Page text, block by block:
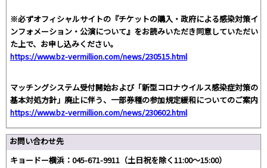
※必ずオフィシャルサイトの『チケットの購入・政府による感染対策イ
ンフォメーション・公演について』をお読みいただき同意していただい
た上で、お申し込みください。
https://www.bz-vermillion.com/news/230515.html
マッチングシステム受付開始および「新型コロナウイルス感染症対策の
基本対処方針」廃止に伴う、一部券種の参加規定緩和についてのご案内
https://www.bz-vermillion.com/news/230602.html
お問い合わせ先
キョードー横浜：045-671-9911（土日祝を除く11:00～15:00）